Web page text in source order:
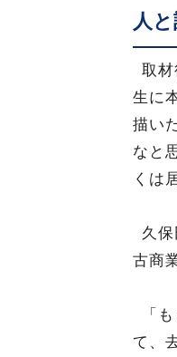
人
取
生に
描い
なと
くは
久
古商
「
て、